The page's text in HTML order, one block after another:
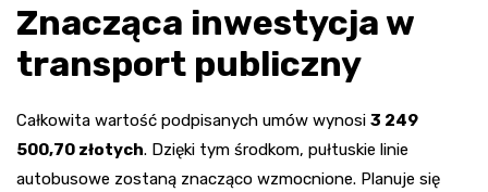
Znacząca inwestycja w
transport publiczny
Całkowita wartość podpisanych umów wynosi 3 249
500,70 złotych. Dzięki tym środkom, pułtuskie linie
autobusowe zostaną znacząco wzmocnione. Planuje się